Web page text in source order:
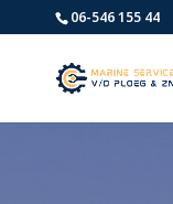
06-546 155 44